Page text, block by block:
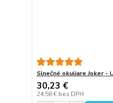
Slnečné okuliare Joker -
30,23 €
24,58 € bez DPH